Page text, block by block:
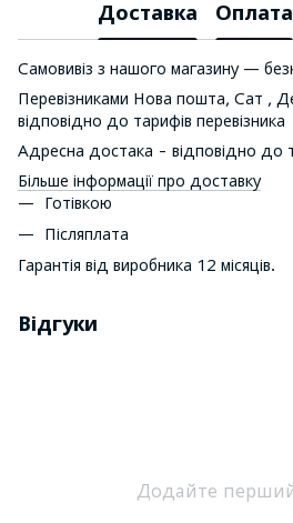
Доставка Оплата
Самовивіз з нашого магазину —
Перевізниками Нова пошта, Сат ,
відповідно до тарифів перевізника
Адресна достака - відповідно до
Більше інформації про доставку
Готівкою
Післяплата
Гарантія від виробника 12 місяців.
Відгуки
Додайте перший